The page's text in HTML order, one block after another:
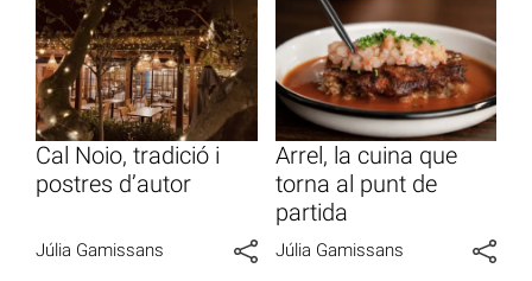
Cal Noio, tradició i
postres d’autor
Júlia Gamissans
Arrel, la cuina que
torna al punt de
partida
Júlia Gamissans